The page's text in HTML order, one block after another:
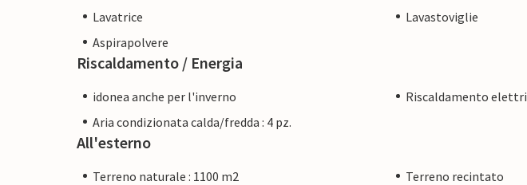
Lavatrice
Lavastoviglie
Aspirapolvere
Riscaldamento / Energia
idonea anche per l'inverno
Riscaldamento
Aria condizionata calda/fredda : 4 pz.
All'esterno
Terreno naturale : 1100 m2
Terreno recintato